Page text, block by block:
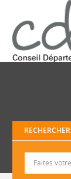
RECHERCHER